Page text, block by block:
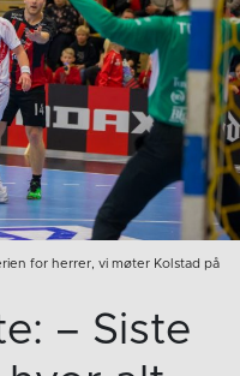
for herrer, vi møter Kolstad på
– Siste